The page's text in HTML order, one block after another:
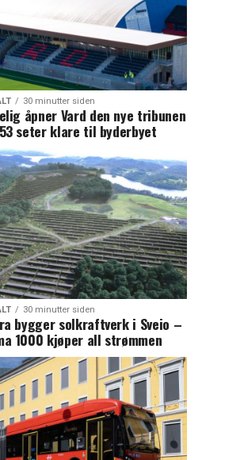
30 minutter siden
åpner Vard den nye tribunen
seter klare til byderbyet
30 minutter siden
bygger solkraftverk i Sveio –
1000 kjøper all strømmen